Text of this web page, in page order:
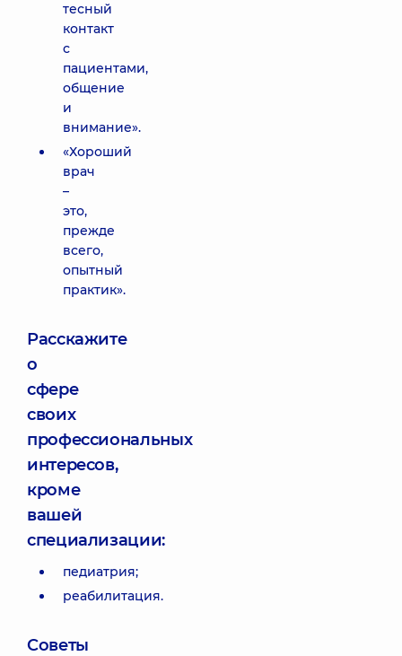
тесный
контакт
с
пациентами,
общение
и
внимание».
«Хороший
врач
–
это,
прежде
всего,
опытный
практик».
Расскажите
о
сфере
своих
профессиональных
интересов,
кроме
вашей
специализации:
педиатрия;
реабилитация.
Советы